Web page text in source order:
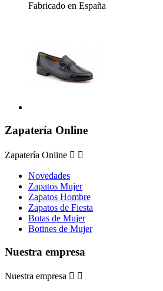
Fabricado en España
Zapatería Online
Zapatería Online  
Novedades
Zapatos Mujer
Zapatos Hombre
Zapatos de Fiesta
Botas de Mujer
Botines de Mujer
Nuestra empresa
Nuestra empresa  